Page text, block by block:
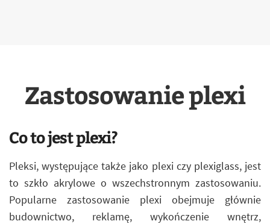
Zastosowanie plexi
Co to jest plexi?
Pleksi, występujące także jako plexi czy plexiglass, jest
to szkło akrylowe o wszechstronnym zastosowaniu.
Popularne zastosowanie plexi obejmuje głównie
budownictwo, reklamę, wykończenie wnętrz,